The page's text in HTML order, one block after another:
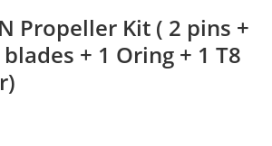
Propeller Kit ( 2 pins +
+ 1 Oring + 1 T8